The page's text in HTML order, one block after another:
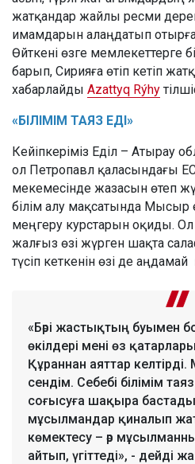
жатқандар жайлы ресми
имамдарын алаңдатып
Өйткені өзге мемлекеттерге
барып, Сирияға өтіп кетіп
хабарлайды Azattyq Rýhy
«БІЛІМІМ ТАЯЗ ЕДІ»
Кейіпкеріміз Еділ – Атырау
ол Петропавл қаласындағы
мекемесінде жазасын өтеп
білім алу мақсатында Мысыр
меңгеру курстарын оқиды.
жалғыз өзі жүрген шақта
түсіп кеткенін өзі де
«Бәрі жастықтың буымен
өкілдері мені өз
Құраннан аяттар
сендім. Себебі білімім
соғысуға шақыра
мұсылмандар қиналып
көмектесу – әр
айтып, үгіттеді», - дейді